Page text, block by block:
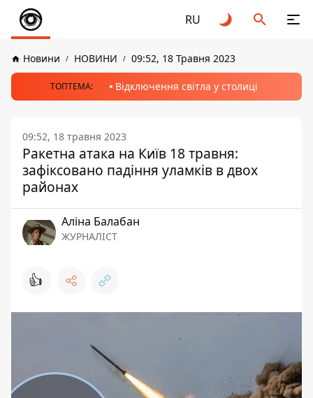
RU
Новини НОВИНИ 09:52, 18 Травня 2023
ТОПТЕМА: Відключення світла у столиці
09:52, 18 травня 2023
Ракетна атака на Київ 18 травня:
зафіксовано падіння уламків в двох
районах
Аліна Балабан
ЖУРНАЛІСТ
👍